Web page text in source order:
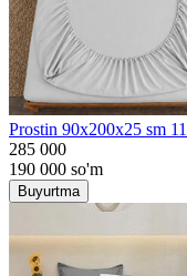
Prostin 90x200x25 sm
285 000
190 000 so'm
Buyurtma